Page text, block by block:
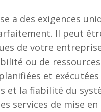
a des exigences
Il peut
de votre
ou de
et
et la fiabilité du
services de mise